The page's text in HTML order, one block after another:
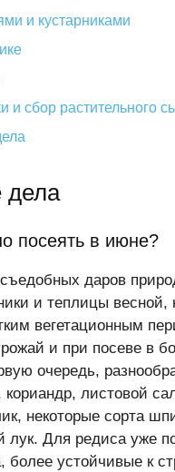
и кустарниками
и сбор растительного
дела
посеять в июне?
даров
и теплицы весной,
вегетационным
и при посеве в
очередь,
листовой
некоторые сорта
лук. Для редиса уже
более устойчивые к